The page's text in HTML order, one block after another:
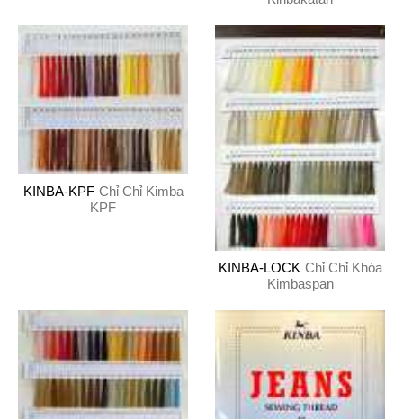
KINBA-KPF Chỉ Chỉ Kimba
KPF
KINBA-LOCK Chỉ Chỉ Khóa
Kimbaspan